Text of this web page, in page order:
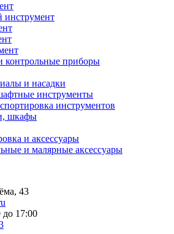
инструмент
контрольные приборы
и насадки
инструменты
инструментов
шкафы
и аксессуары
и малярные аксессуары
43
17:00